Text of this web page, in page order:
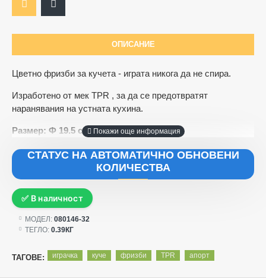
ОПИСАНИЕ
Цветно фризби за кучета - играта никога да не спира.
Изработено от мек TPR , за да се предотвратят
наранявания на устната кухина.
Размер: Ф 19.5 см
СТАТУС НА АВТОМАТИЧНО ОБНОВЕНИ
КОЛИЧЕСТВА
✅ В наличност
МОДЕЛ: 080146-32
ТЕГЛО: 0.39КГ
ТАГОВЕ: играчка куче фризби TPR апорт